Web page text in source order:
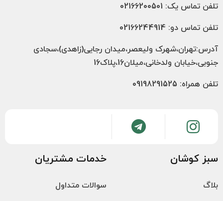
تلفن تماس یک: 02166200501
تلفن تماس دو: 02166244914
آدرس:تهران،شهرک ولیعصر،میدان رجایی(زاهدی)،سجادی
جنوبی،خیابان ولدخانی،میلان16،پلاک16
تلفن همراه: 09198291525
سبز کوشان
بلاگ
خدمات مشتریان
سوالات متداول